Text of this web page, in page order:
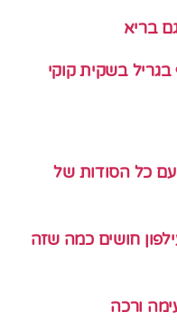
בריא
בשקית קוקי
עם כל הסודות של
חושים כמה שזה
ורכה